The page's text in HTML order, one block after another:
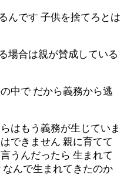
んです 子供を捨てろとは
場合は親が賛成している
中で だから義務から逃
はもう義務が生じていま
できません 親に育てて
うんだったら 生まれて
んで生まれてきたのか